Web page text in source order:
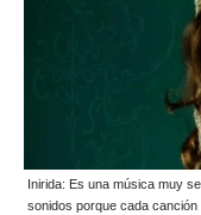
Inirida: Es una música muy
sonidos porque cada canción